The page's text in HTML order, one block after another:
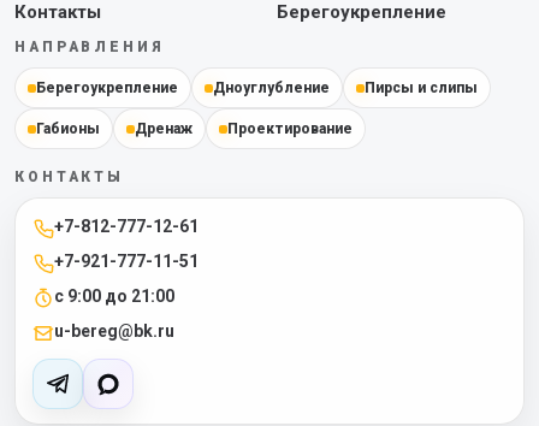
Контакты
Берегоукрепление
НАПРАВЛЕНИЯ
Берегоукрепление Дноуглубление Пирсы и слипы
Габионы Дренаж Проектирование
КОНТАКТЫ
+7-812-777-12-61
+7-921-777-11-51
с 9:00 до 21:00
u-bereg@bk.ru